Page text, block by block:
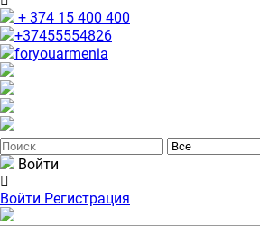
+ 374 15 400 400
+37455554826
foryouarmenia
Войти
Войти Регистрация